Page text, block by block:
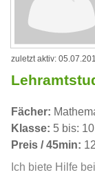
zuletzt aktiv:
Fächer:
Klasse: 5 bis: 10
Preis / 45min:
Ich biete Hilfe